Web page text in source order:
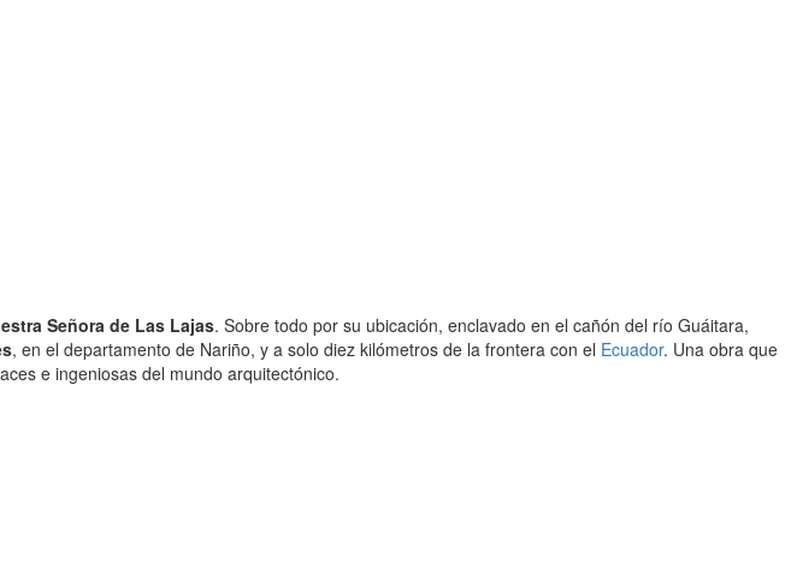
Señora de Las Lajas. Sobre todo por su ubicación, enclavado en el cañón del río Guáitara,
, en el departamento de Nariño, y a solo diez kilómetros de la frontera con el Ecuador. Una obra que
e ingeniosas del mundo arquitectónico.